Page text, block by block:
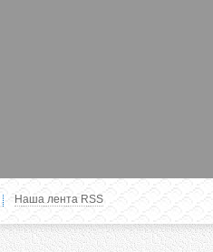
Наша лента RSS